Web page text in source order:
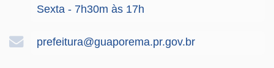
Sexta - 7h30m às 17h
prefeitura@guaporema.pr.gov.br